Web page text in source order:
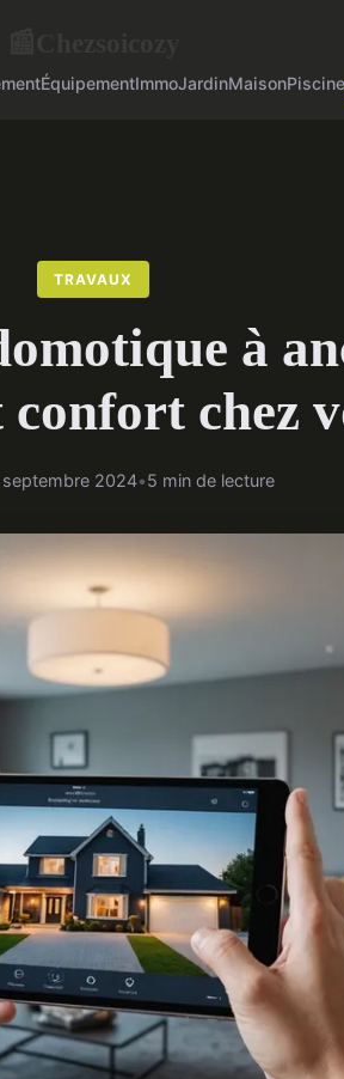
ÉquipementImmoJardinMaisonPiscine
TRAVAUX
à
confort chez
septembre 2024•5 min de lecture